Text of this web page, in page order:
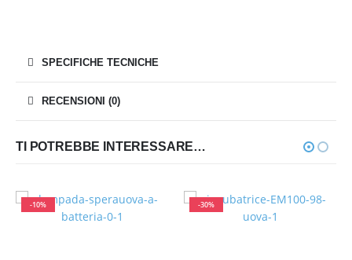
SPECIFICHE TECNICHE
RECENSIONI (0)
TI POTREBBE INTERESSARE…
-10% -30%